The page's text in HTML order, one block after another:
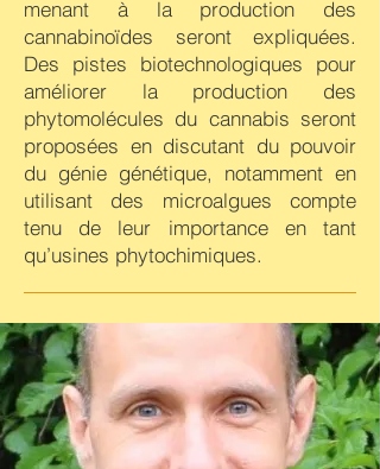
menant à la production des
cannabinoïdes seront expliquées.
Des pistes biotechnologiques pour
améliorer la production des
phytomolécules du cannabis seront
proposées en discutant du pouvoir
du génie génétique, notamment en
utilisant des microalgues compte
tenu de leur importance en tant
qu’usines phytochimiques.